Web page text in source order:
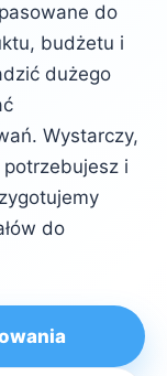
do
budżetu i
dużego
Wystarczy,
i
do